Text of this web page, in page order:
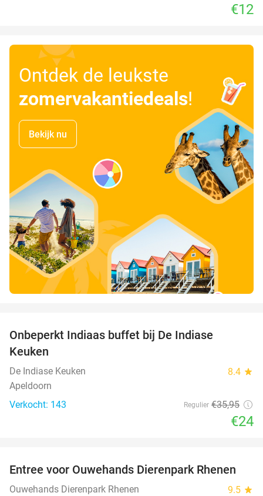
€12
Ontdek de leukste
zomervakantiedeals!
Bekijk nu
Onbeperkt Indiaas buffet bij De Indiase
Keuken
De Indiase Keuken 8.4 star
Apeldoorn
Verkocht: 143
Regulier €35,95
€24
19%
Entree voor Ouwehands Dierenpark Rhenen
Ouwehands Dierenpark Rhenen 9.5 star